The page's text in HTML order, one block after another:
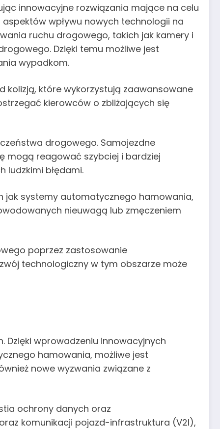
innowacyjne rozwiązania mające na celu
wpływu nowych technologii na
ruchu drogowego, takich jak kamery i
Dzięki temu możliwe jest
wypadkom.
które wykorzystują zaawansowane
kierowców o zbliżających się
drogowego. Samojezdne
mogą reagować szybciej i bardziej
ludzkimi błędami.
jak systemy automatycznego hamowania,
nieuwagą lub zmęczeniem
poprzez zastosowanie
technologiczny w tym obszarze może
wprowadzeniu innowacyjnych
hamowania, możliwe jest
nowe wyzwania związane z
ochrony danych oraz
komunikacji pojazd-infrastruktura (V2I),